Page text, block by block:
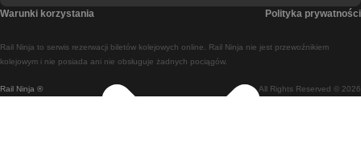
Pociąg Madryt - Lizbona
Pociąg Madryt - Barcelona
Rail Ninja ® All Rights Reserved © 2026
Rail Ninja to serwis rezerwacji biletów kolejowych online. Rail Ninja nie jest przewoźnikiem
kolejowym i nie posiada ani nie obsługuje żadnych pociągów.
Warunki korzystania Polityka prywatności